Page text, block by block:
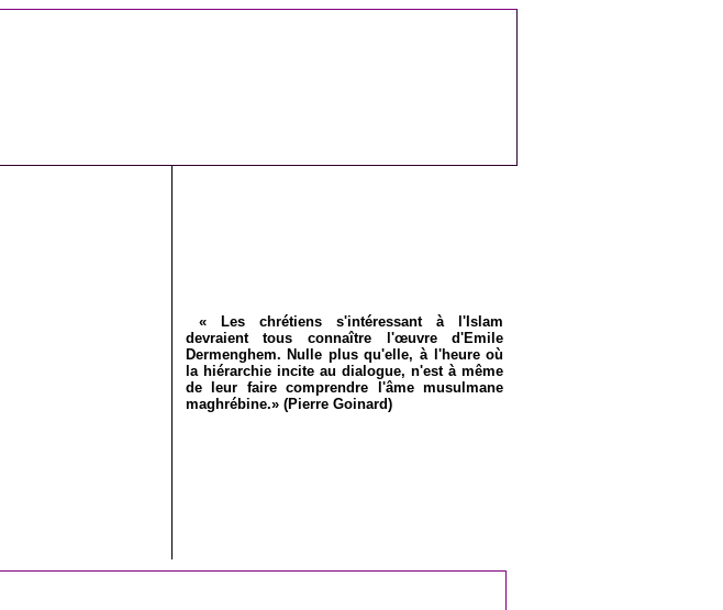
« Les chrétiens s'intéressant à l'Islam
devraient tous connaître l'œuvre d'Emile
Dermenghem. Nulle plus qu'elle, à l'heure où
la hiérarchie incite au dialogue, n'est à même
de leur faire comprendre l'âme musulmane
maghrébine.» (Pierre Goinard)